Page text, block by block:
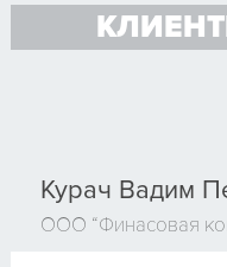
Курач Вадим
ООО “Финасовая